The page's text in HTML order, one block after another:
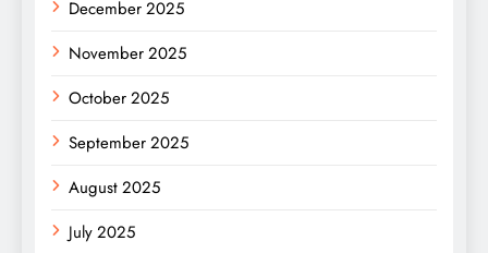
December 2025
November 2025
October 2025
September 2025
August 2025
July 2025